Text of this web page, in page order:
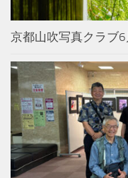
京都山吹写真クラブ